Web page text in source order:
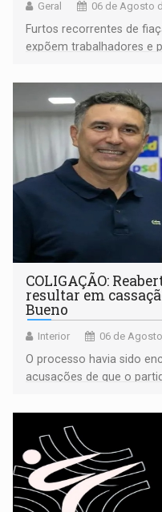
Geral 06 de Agosto
Furtos recorrentes de
expõem trabalhadores e
COLIGAÇÃO:
resultar em
Bueno
Interior 06 de
O processo havia sido
acusações de que o